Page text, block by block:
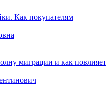
Как покупателям
миграции и как повлияет